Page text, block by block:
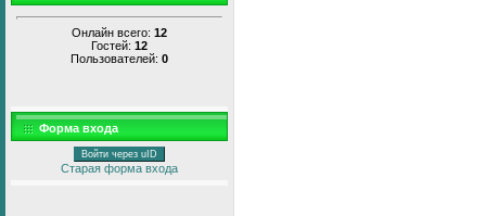
Онлайн всего: 12
Гостей: 12
Пользователей: 0
Форма входа
Войти через uID
Старая форма входа